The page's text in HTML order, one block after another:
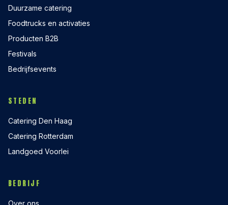
Duurzame catering
Foodtrucks en activaties
Producten B2B
Festivals
Bedrijfsevents
STEDEN
Catering Den Haag
Catering Rotterdam
Landgoed Voorlei
BEDRIJF
Over ons